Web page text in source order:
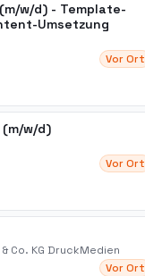
w/d) - Template-
Umsetzung
Vor Ort
(m/w/d)
Vor Ort
Co. KG DruckMedien
Vor Ort